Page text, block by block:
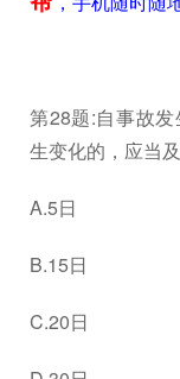
第28题:自事故
生变化的，应当及
A.5日
B.15日
C.20日